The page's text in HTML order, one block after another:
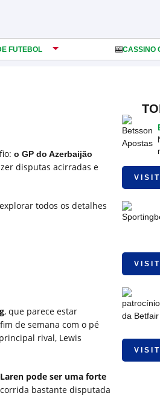
FUTEBOL 🎰CASSINO
o GP do Azerbaijão
disputas acirradas e
todos os detalhes
, que parece estar
de semana com o pé
rival, Lewis
pode ser uma forte
bastante disputada